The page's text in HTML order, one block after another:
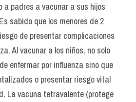
a padres a vacunar a sus hijos
sabido que los menores de 2
de presentar complicaciones
Al vacunar a los niños, no solo
enfermar por influenza sino que
o presentar riesgo vital
La vacuna tetravalente (protege